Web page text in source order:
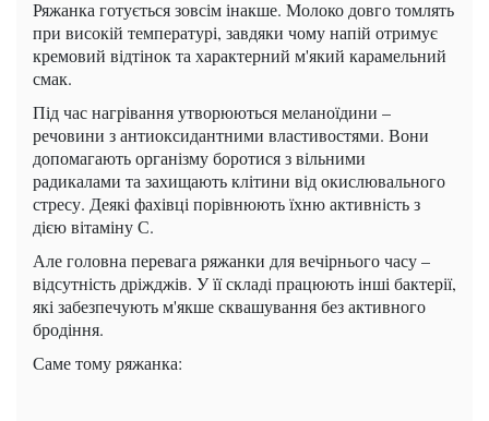
Ряжанка готується зовсім інакше. Молоко довго томлять
при високій температурі, завдяки чому напій отримує
кремовий відтінок та характерний м'який карамельний
смак.
Під час нагрівання утворюються меланоїдини –
речовини з антиоксидантними властивостями. Вони
допомагають організму боротися з вільними
радикалами та захищають клітини від окислювального
стресу. Деякі фахівці порівнюють їхню активність з
дією вітаміну С.
Але головна перевага ряжанки для вечірнього часу –
відсутність дріжджів. У її складі працюють інші бактерії,
які забезпечують м'якше сквашування без активного
бродіння.
Саме тому ряжанка: